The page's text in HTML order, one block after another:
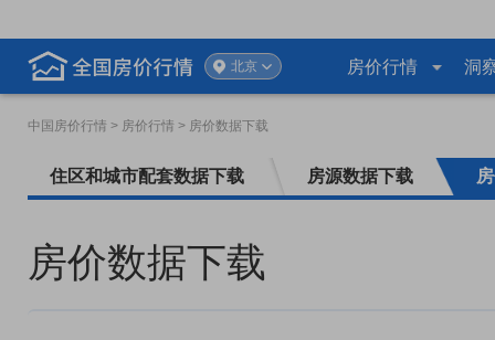
北京 房价行情 洞
中国房价行情 > 房价行情 > 房价数据下载
住区和城市配套数据下载 房源数据下载
房价数据下载